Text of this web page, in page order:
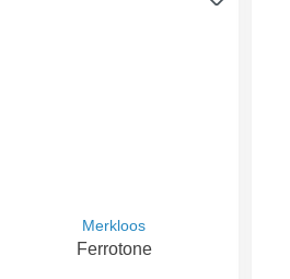
Merkloos
Ferrotone